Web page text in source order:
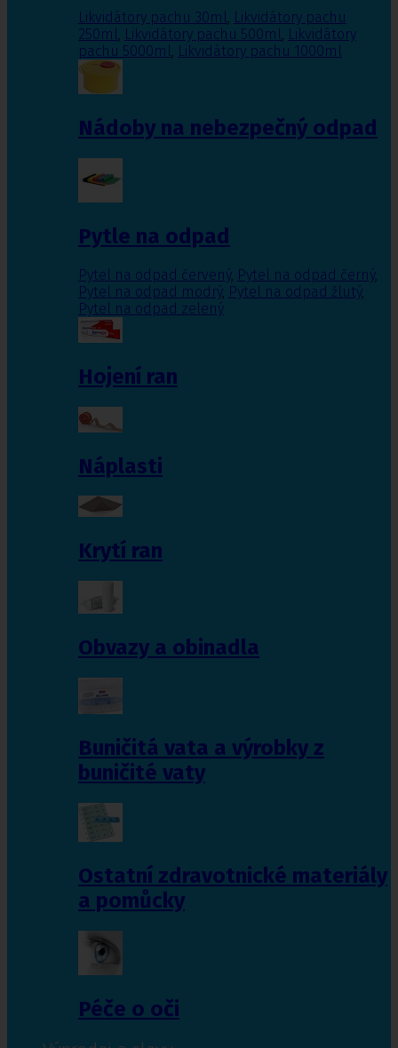
Likvidátory pachu 30ml, Likvidátory pachu
250ml, Likvidátory pachu 500ml, Likvidátory
pachu 5000ml, Likvidátory pachu 1000ml
Nádoby na nebezpečný odpad
Pytle na odpad
Pytel na odpad červený, Pytel na odpad černý,
Pytel na odpad modrý, Pytel na odpad žlutý,
Pytel na odpad zelený
Hojení ran
Náplasti
Krytí ran
Obvazy a obinadla
Buničitá vata a výrobky z
buničité vaty
Ostatní zdravotnické materiály
a pomůcky
Péče o oči